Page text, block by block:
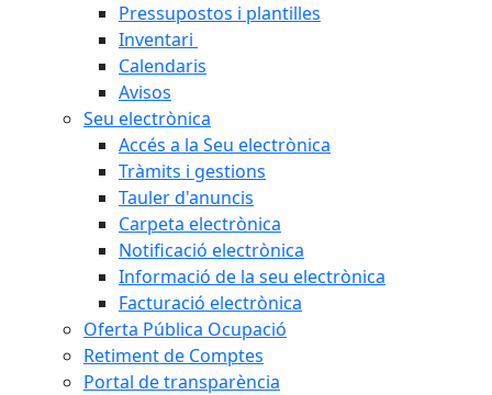
Pressupostos i plantilles
Inventari
Calendaris
Avisos
Seu electrònica
Accés a la Seu electrònica
Tràmits i gestions
Tauler d'anuncis
Carpeta electrònica
Notificació electrònica
Informació de la seu electrònica
Facturació electrònica
Oferta Pública Ocupació
Retiment de Comptes
Portal de transparència